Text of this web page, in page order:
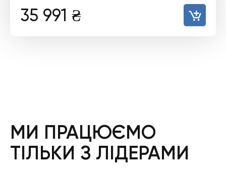
35 991 ₴
МИ ПРАЦЮЄМО
ТІЛЬКИ З ЛІДЕРАМИ